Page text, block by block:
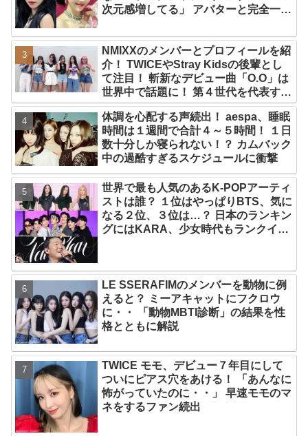
次元感増してる」 アバターと完全一致
NMIXXのメンバーとプロフィールを紹
介！ TWICEやStray Kidsの後輩とし
て注目！ 斬新なデビュー曲「O.O」は
世界中で話題に！ 第４世代を代表する
美女ソリュンをはじめ、全員ビジュア
ルメンバーといわれるその魅力をチェ
ック
体調を心配する声続出！ aespa、睡眠
時間は１週間で合計４～５時間！ １日
数十分しか寝られない！？ カムバック
中の過酷すぎるスケジュールに衝撃
世界で最も人気のあるK-POPアーティ
ストは誰？ １位はやっぱりBTS、気に
なる２位、３位は…？ 日本のランキン
グにはKARA、少女時代もランクイ
LE SSERAFIMのメンバーを動物に例
えると？ ミーアキャットにフクロウ
に・・ 「動物MBTI診断」の結果を性
格とともに解説
TWICE モモ、デビュー７年目にして
ついにピアス穴をあける！ 「あんなに
怖がっていたのに・・」 早速モモのマ
ネをするファン続出